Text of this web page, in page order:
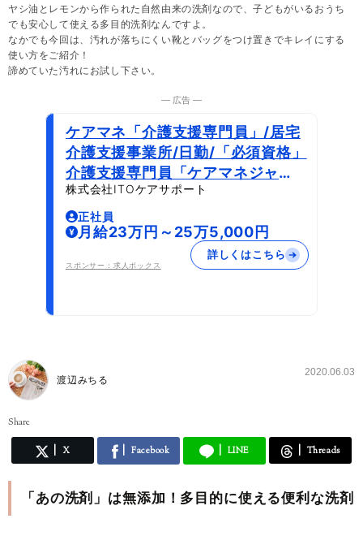
ヤシ油とレモンから作られた自然由来の洗剤なので、子どもがいるおうち
でも安心して使える多目的洗剤なんですよ。
なかでも今回は、汚れが落ちにくい靴とバッグをつけ置きでキレイにする
使い方をご紹介！
諦めていた汚れにお試し下さい。
― 広告 ―
ケアマネ「介護支援専門員」/居宅
介護支援事業所/日勤/「必須資格」
介護支援専門員「ケアマネジャ
ー」必須 普通自動車運転免許「AT
限定可」必須 必要なPCスキル:Wo
rd、Excel、Webシステムの使用
株式会社ITOケアサポート
正社員
月給23万円～25万5,000円
スポンサー：求人ボックス
詳しくはこちら
渡辺みちる
2020.06.03
Share
X Facebook LINE Threads
「あの洗剤」は無添加！多目的に使える便利な洗剤